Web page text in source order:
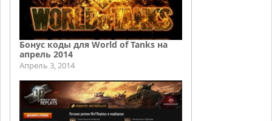
Бонус коды для World of Tanks на
апрель 2014
Апрель 3, 2014